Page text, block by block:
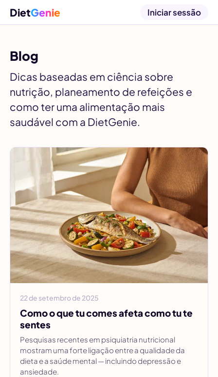
DietGenie Iniciar sessão
Blog
Dicas baseadas em ciência sobre
nutrição, planeamento de refeições e
como ter uma alimentação mais
saudável com a DietGenie.
22 de setembro de 2025
Como o que tu comes afeta como tu te
sentes
Pesquisas recentes em psiquiatria nutricional
mostram uma forte ligação entre a qualidade da
dieta e a saúde mental — incluindo depressão e
ansiedade.